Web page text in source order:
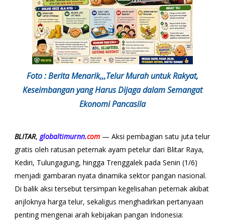
Foto : Berita Menarik,,,Telur Murah untuk Rakyat,
Keseimbangan yang Harus Dijaga dalam Semangat
Ekonomi Pancasila
BLITAR, globaltimurnn.com— Aksi pembagian satu juta telur
gratis oleh ratusan peternak ayam petelur dari Blitar Raya,
Kediri, Tulungagung, hingga Trenggalek pada Senin (1/6)
menjadi gambaran nyata dinamika sektor pangan nasional.
Di balik aksi tersebut tersimpan kegelisahan peternak akibat
anjloknya harga telur, sekaligus menghadirkan pertanyaan
penting mengenai arah kebijakan pangan Indonesia: